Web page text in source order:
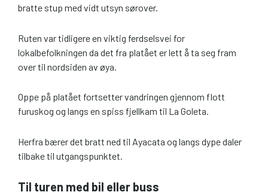
bratte stup med vidt utsyn sørover.
Ruten var tidligere en viktig ferdselsvei for
lokalbefolkningen da det fra platået er lett å ta seg fram
over til nordsiden av øya.
Oppe på platået fortsetter vandringen gjennom flott
furuskog og langs en spiss fjellkam til La Goleta.
Herfra bærer det bratt ned til Ayacata og langs dype daler
tilbake til utgangspunktet.
Til turen med bil eller buss